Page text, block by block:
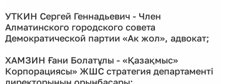
УТКИН Сергей Геннадьевич - Член
Алматинского городского совета
Демократической партии «Ак жол», адвокат;
ХАМЗИН Ғани Болатұлы - «Қазақмыс»
Корпорациясы» ЖШС стратегия департаменті